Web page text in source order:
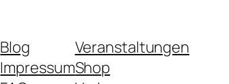
Blog
Impressum
Veranstaltungen
Shop